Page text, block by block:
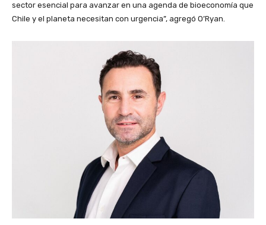
sector esencial para avanzar en una agenda de bioeconomía que
Chile y el planeta necesitan con urgencia”, agregó O’Ryan.